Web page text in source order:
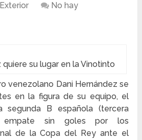
No hay
quiere su lugar en la Vinotinto
venezolano Dani Hernández se
en la figura de su equipo, el
segunda B española (tercera
sin goles por los
de la Copa del Rey ante el